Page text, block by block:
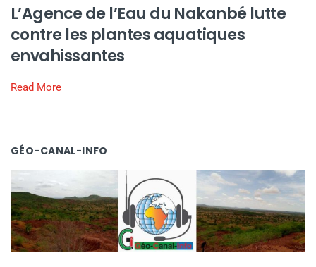
L’Agence de l’Eau du Nakanbé lutte
contre les plantes aquatiques
envahissantes
Read More
GÉO-CANAL-INFO